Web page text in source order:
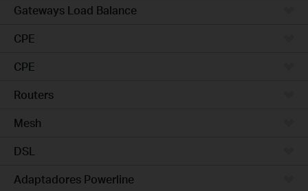
Gateways Load Balance
CPE
CPE
Routers
Mesh
DSL
Adaptadores Powerline